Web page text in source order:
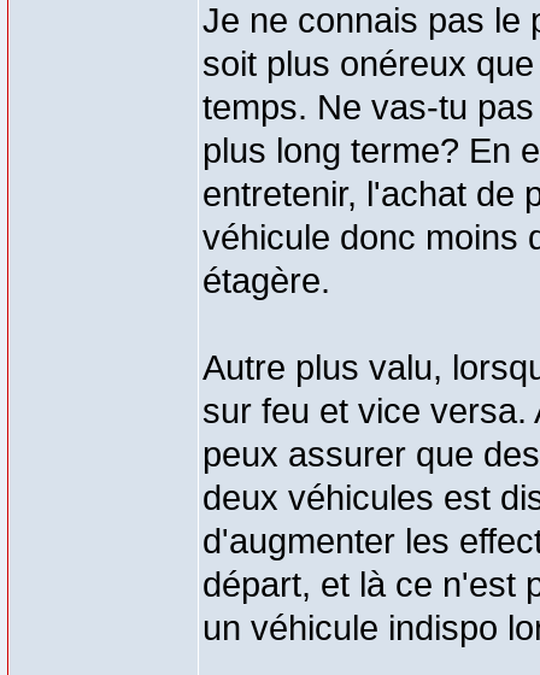
Je ne connais pas le
soit plus onéreux
temps. Ne vas-tu
plus long terme? En
entretenir, l'achat de
véhicule donc moins
étagère.
Autre plus valu,
sur feu et vice versa.
peux assurer que
deux véhicules est
d'augmenter les
départ, et là ce n'est
un véhicule indispo